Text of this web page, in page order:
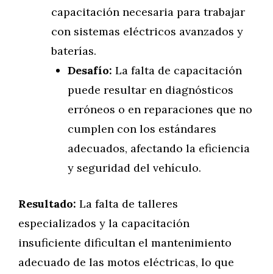
capacitación necesaria para trabajar
con sistemas eléctricos avanzados y
baterías.
Desafío: La falta de capacitación
puede resultar en diagnósticos
erróneos o en reparaciones que no
cumplen con los estándares
adecuados, afectando la eficiencia
y seguridad del vehículo.
Resultado: La falta de talleres
especializados y la capacitación
insuficiente dificultan el mantenimiento
adecuado de las motos eléctricas, lo que